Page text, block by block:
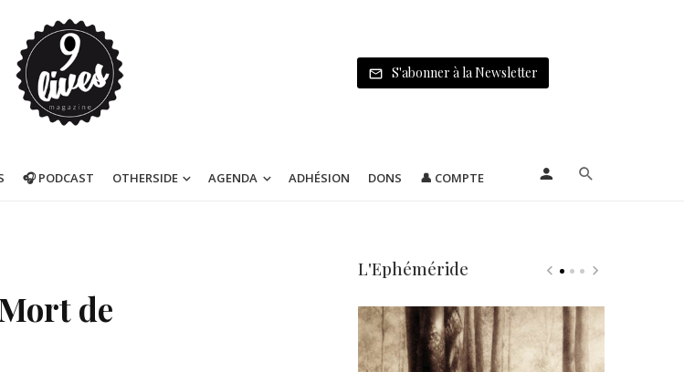
S'abonner à la Newsletter
🎧 PODCAST OTHERSIDE AGENDA ADHÉSION DONS 👤 COMPTE
de
L'Ephéméride